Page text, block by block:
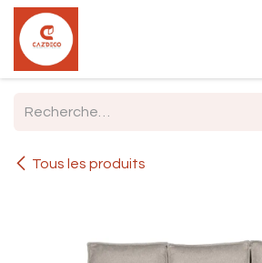
Se rendre au contenu
Tous les produits